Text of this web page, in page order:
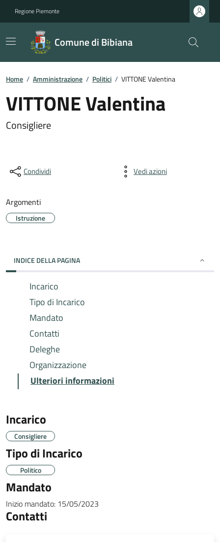
Regione Piemonte
Comune di Bibiana
Home / Amministrazione / Politici / VITTONE Valentina
VITTONE Valentina
Consigliere
Condividi Vedi azioni
Argomenti
Istruzione
INDICE DELLA PAGINA
Incarico
Tipo di Incarico
Mandato
Contatti
Deleghe
Organizzazione
Ulteriori informazioni
Incarico
Consigliere
Tipo di Incarico
Politico
Mandato
Inizio mandato: 15/05/2023
Contatti